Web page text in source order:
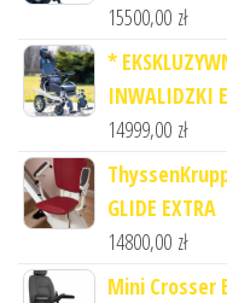
15500,00 zł
*
INWALIDZKI
14999,00 zł
GLIDE EXTRA
14800,00 zł
Mini Crosser